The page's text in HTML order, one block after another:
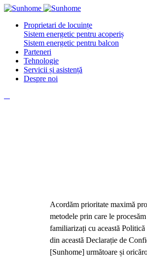
Proprietari de locuințe
Sistem energetic pentru acoperiș
Sistem energetic pentru balcon
Parteneri
Tehnologie
Servicii și asistență
Despre noi
Acordăm prioritate maximă
metodele prin care le
familiarizați cu această
din această Declarație de
[Sunhome] următoare și